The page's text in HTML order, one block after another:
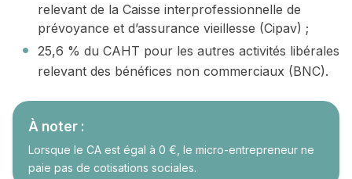
relevant de la Caisse interprofessionnelle de
prévoyance et d’assurance vieillesse (Cipav) ;
25,6 % du CAHT pour les autres activités libérales
relevant des bénéfices non commerciaux (BNC).
À noter :
Lorsque le CA est égal à 0 €, le micro-entrepreneur ne
paie pas de cotisations sociales.